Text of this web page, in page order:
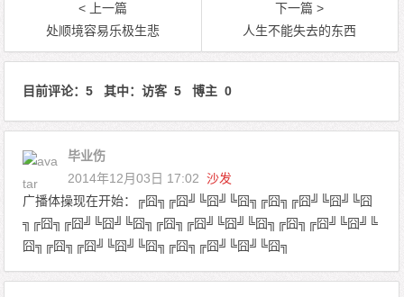
< 上一篇
处顺境容易乐极生悲
下一篇 >
人生不能失去的东西
目前评论：5 其中：访客 5 博主 0
毕业伤
2014年12月03日 17:02 沙发
广播体操现在开始：╔囧╗╔囧╝╚囧╝╚囧╗╔囧╗╔囧╝╚囧╝╚囧
╗╔囧╗╔囧╝╚囧╝╚囧╗╔囧╗╔囧╝╚囧╝╚囧╗╔囧╗╔囧╝╚囧╝╚
囧╗╔囧╗╔囧╝╚囧╝╚囧╗╔囧╗╔囧╝╚囧╝╚囧╗